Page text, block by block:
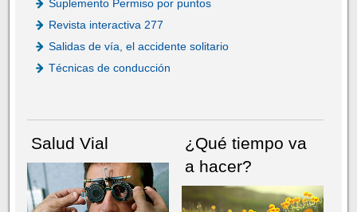
Suplemento Permiso por puntos
Revista interactiva 277
Salidas de vía, el accidente solitario
Técnicas de conducción
Salud Vial
¿Qué tiempo va
a hacer?